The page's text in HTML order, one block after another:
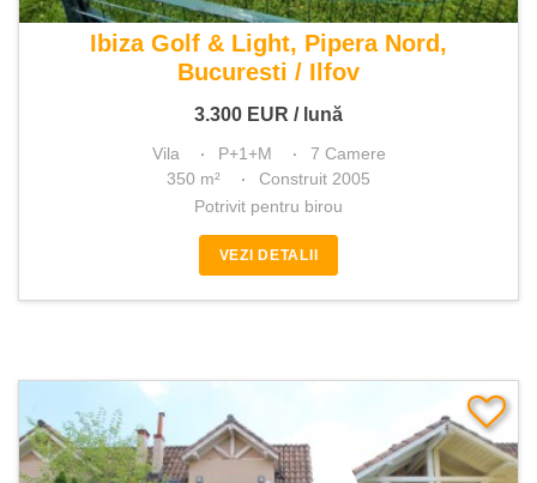
De inchiriat vila 7 camere
Ibiza Golf & Light, Pipera Nord,
Bucuresti / Ilfov
3.300 EUR / lună
Vila P+1+M
7 Camere
350 m²
Construit 2005
Potrivit pentru birou
VEZI DETALII